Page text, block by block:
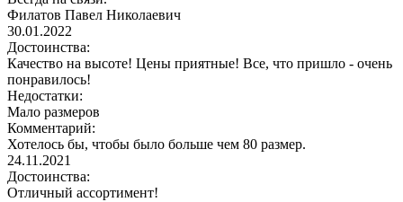
Филатов Павел Николаевич
30.01.2022
Достоинства:
Качество на высоте! Цены приятные! Все, что пришло - очень
понравилось!
Недостатки:
Мало размеров
Комментарий:
Хотелось бы, чтобы было больше чем 80 размер.
24.11.2021
Достоинства:
Отличный ассортимент!